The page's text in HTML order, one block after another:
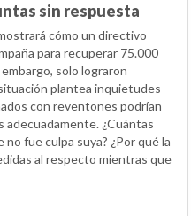
sin respuesta
cómo un directivo
para recuperar 75.000
solo lograron
plantea inquietudes
con reventones podrían
¿Cuántas
fue culpa suya? ¿Por qué la
al respecto mientras que